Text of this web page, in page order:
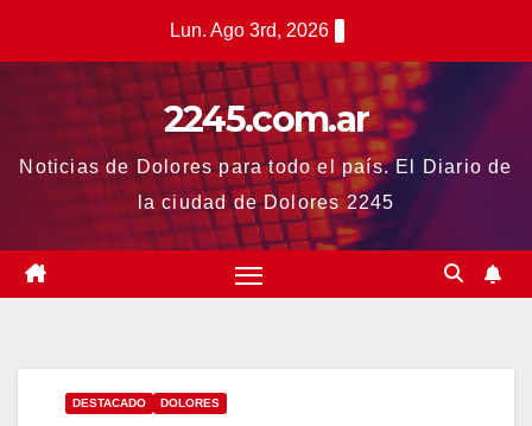
Lun. Ago 3rd, 2026
2245.com.ar
Noticias de Dolores para todo el país. El Diario de
la ciudad de Dolores 2245
DESTACADO DOLORES